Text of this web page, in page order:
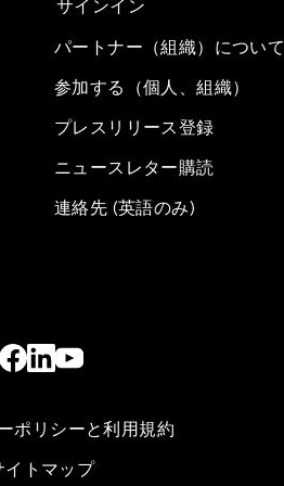
サインイン
パートナー（組織）につい
参加する（個人、組織）
プレスリリース登録
ニュースレター購読
連絡先 (英語のみ)
ポリシーと利用規約
イトマップ